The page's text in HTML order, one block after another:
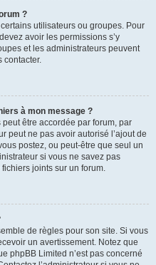
?
utilisateurs ou groupes. Pour
avoir les permissions s’y
et les administrateurs peuvent
contacter.
à mon message ?
être accordée par forum, par
peut ne pas avoir autorisé l’ajout de
postez, ou peut-être que seul un
si vous ne savez pas
joints sur un forum.
de règles pour son site. Si vous
un avertissement. Notez que
phpBB Limited n’est pas concerné